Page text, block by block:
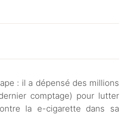
: il a dépensé des millions
comptage) pour lutter
la e-cigarette dans sa